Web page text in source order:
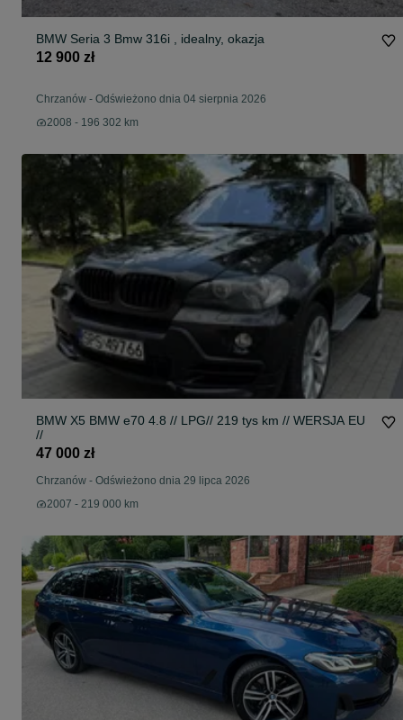
BMW Seria 3 Bmw 316i , idealny, okazja
12 900 zł
Chrzanów - Odświeżono dnia 04 sierpnia 2026
2008 - 196 302 km
BMW X5 BMW e70 4.8 // LPG// 219 tys km // WERSJA EU
//
47 000 zł
Chrzanów - Odświeżono dnia 29 lipca 2026
2007 - 219 000 km